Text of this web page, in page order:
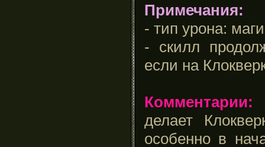
Примечания:
- тип урона:
- скилл
если на
Комментарии:
делает
особенно в